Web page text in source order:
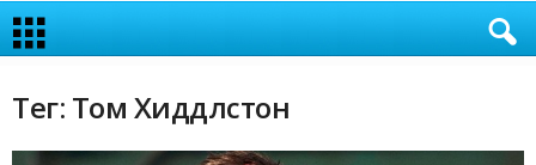
Тег: Том Хиддлстон